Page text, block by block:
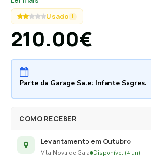
mármore branco com veios cinza, lavatório
em cerâmica brancanão inclui torneiras.
pernas de inox cromado com pés reguláveis.
Usado i
210.00€
Parte da Garage Sale: Infante Sagres.
COMO RECEBER
Levantamento em Outubro
Vila Nova de Gaia Disponível (4 un)